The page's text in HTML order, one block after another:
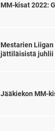
MM-kisat 2022:
Mestarien
jättiläisistä juhlii
Jääkiekon MM-